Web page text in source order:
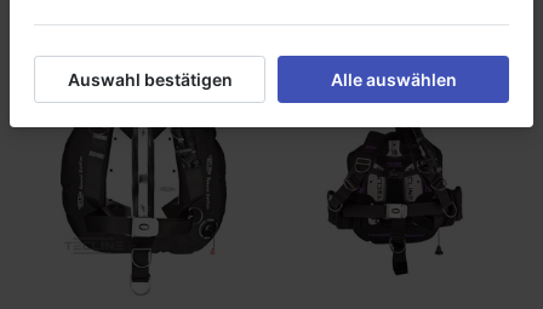
Auswahl bestätigen Alle auswählen